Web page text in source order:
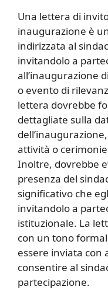
Una lettera di
inaugurazione è
indirizzata al
invitandolo a
all’inaugurazione
o evento di
lettera dovrebbe
dettagliate sulla
attività o
Inoltre, dovrebbe
presenza del
significativo che
invitandolo a
istituzionale. La
con un tono
essere inviata con
consentire al
partecipazione.